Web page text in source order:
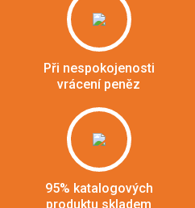
Při nespokojenosti
vrácení peněz
95% katalogových
produktu skladem